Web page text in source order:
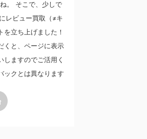
。 そこで、少しで
レビュー買取（≠キ
を立ち上げました！
くと、ページに表示
しますのでご活用く
ックとは異なります